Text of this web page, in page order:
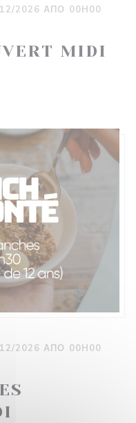
2026 ΑΠΌ 00H00
MIDI
2026 ΑΠΌ 00H00